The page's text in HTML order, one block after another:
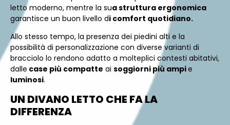
letto moderno, mentre la sua struttura ergonomica
garantisce un buon livello di comfort quotidiano.
Allo stesso tempo, la presenza dei piedini alti e la
possibilità di personalizzazione con diverse varianti di
bracciolo lo rendono adatto a molteplici contesti abitativi,
dalle case più compatte ai soggiorni più ampie
luminosi.
UN DIVANO LETTO CHE FA LA
DIFFERENZA